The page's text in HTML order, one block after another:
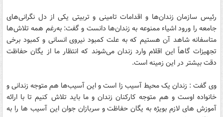
رئیس سازمان زندان‌ها و اقدامات تامینی و تربیتی یکی از دل نگرانی‌های
جامعه را ورود اشیاء ممنوعه به زندان‌ها دانست و گفت: به‌رغم همه تلاش‌ها
متاسفانه شاهد آن هستیم که به علت کمبود نیروی انسانی و کمبود برخی
تجهیزات گاهاً این اقلام وارد زندان می‌شوند که انتظار ما از یگان حفاظت
دقت بیشتر در این زمینه است.
وی گفت : زندان یک محیط آسیب زا است و این آسیب‌ها هم متوجه زندانی و
خانواده اوست و هم متوجه کارکنان زندان و ما باید تلاش کنیم تا با ارائه
آموزش های لازم بویژه به یگان حفاظت و سربازان جوان این آسیب ها را به